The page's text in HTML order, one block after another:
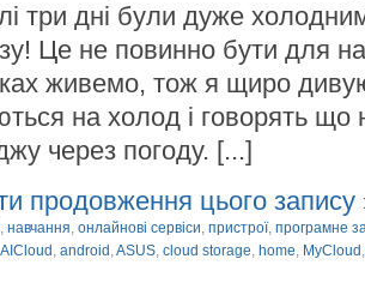
три дні були дуже
Це не повинно бути для
живемо, тож я щиро
на холод і говорять що
через погоду. [...]
продовження цього запису
, навчання, онлайнові сервіси, пристрої, програмне
AICloud , android ,ASUS, cloud storage, home, MyCloud